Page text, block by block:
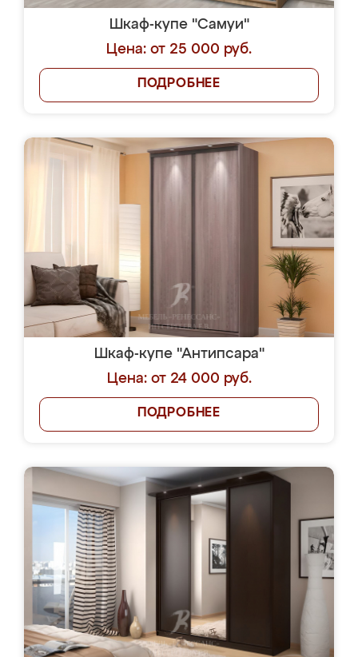
Шкаф-купе "Самуи"
Цена: от 25 000 руб.
ПОДРОБНЕЕ
Шкаф-купе "Антипсара"
Цена: от 24 000 руб.
ПОДРОБНЕЕ